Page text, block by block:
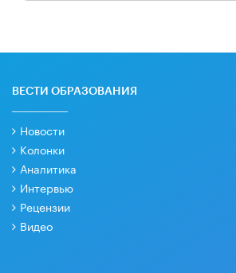
ВЕСТИ ОБРАЗОВАНИЯ
Новости
Колонки
Аналитика
Интервью
Рецензии
Видео